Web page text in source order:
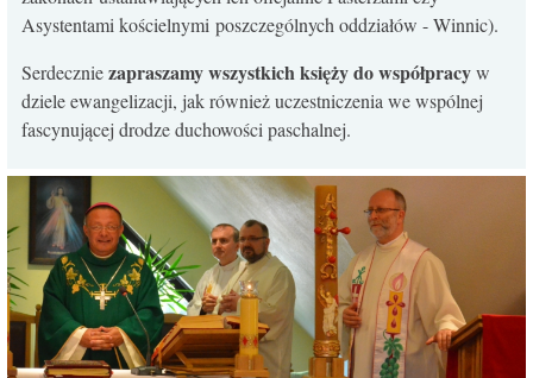
Asystentami kościelnymi poszczególnych oddziałów - Winnic).
Serdeczniezapraszamy wszystkich księży do współpracyw
dziele ewangelizacji, jak również uczestniczenia we wspólnej
fascynującej drodze duchowości paschalnej.